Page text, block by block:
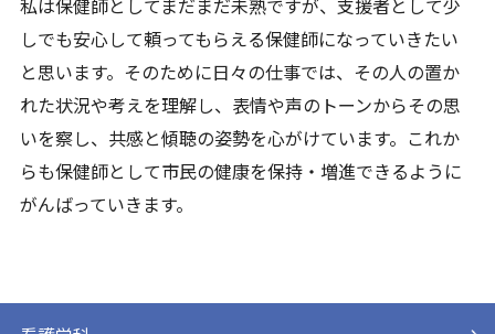
しでも安心して頼ってもらえる保健師になっていきたい
と思います。そのために日々の仕事では、その人の置か
れた状況や考えを理解し、表情や声のトーンからその思
いを察し、共感と傾聴の姿勢を心がけています。これか
らも保健師として市民の健康を保持・増進できるように
がんばっていきます。